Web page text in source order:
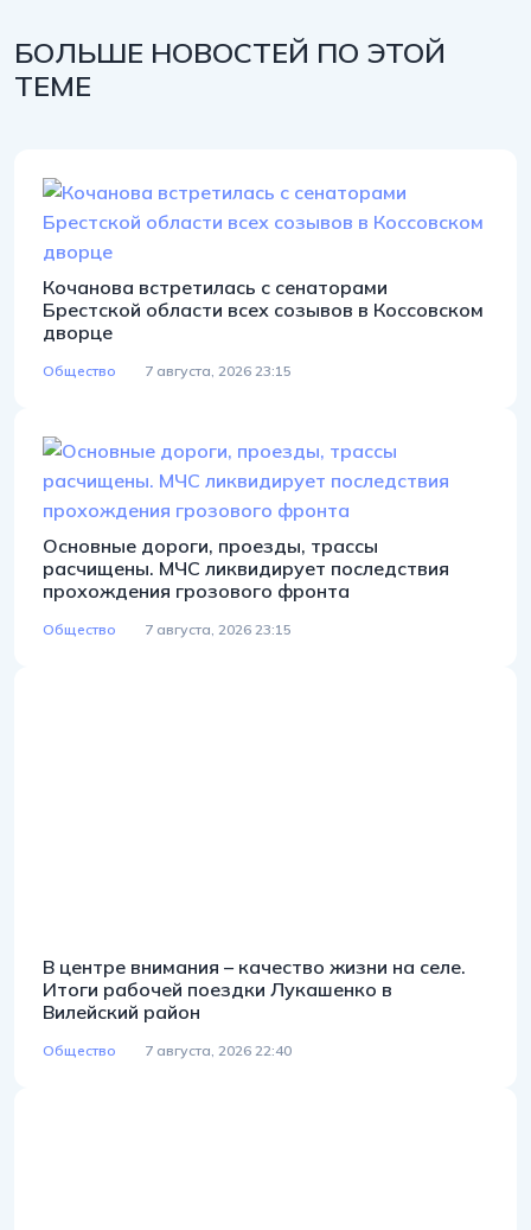
БОЛЬШЕ НОВОСТЕЙ ПО ЭТОЙ
ТЕМЕ
Кочанова встретилась с сенаторами
Брестской области всех созывов в Коссовском
дворце
Общество 7 августа, 2026 23:15
Основные дороги, проезды, трассы
расчищены. МЧС ликвидирует последствия
прохождения грозового фронта
Общество 7 августа, 2026 23:15
В центре внимания – качество жизни на селе.
Итоги рабочей поездки Лукашенко в
Вилейский район
Общество 7 августа, 2026 22:40